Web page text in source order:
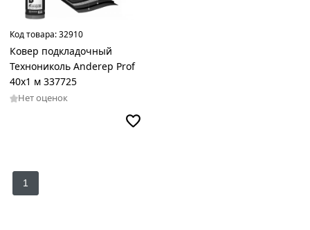
Код товара:32910
Ковер подкладочный
Технониколь Anderep Prof
40х1 м 337725
Нет оценок
1